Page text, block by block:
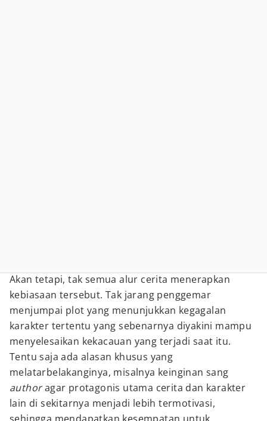
Akan tetapi, tak semua alur cerita menerapkan
kebiasaan tersebut. Tak jarang penggemar
menjumpai plot yang menunjukkan kegagalan
karakter tertentu yang sebenarnya diyakini mampu
menyelesaikan kekacauan yang terjadi saat itu.
Tentu saja ada alasan khusus yang
melatarbelakanginya, misalnya keinginan sang
authoragar protagonis utama cerita dan karakter
lain di sekitarnya menjadi lebih termotivasi,